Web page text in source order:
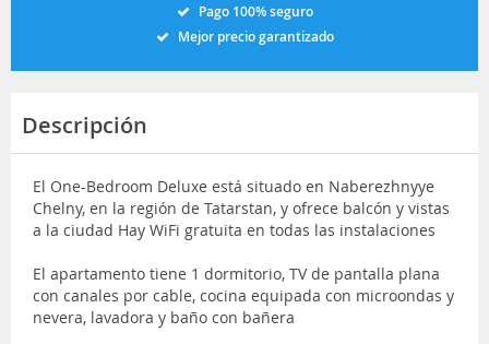
Pago 100% seguro
Mejor precio garantizado
Descripción
El One-Bedroom Deluxe está situado en Naberezhnyye
Chelny, en la región de Tatarstan, y ofrece balcón y vistas
a la ciudad Hay WiFi gratuita en todas las instalaciones
El apartamento tiene 1 dormitorio, TV de pantalla plana
con canales por cable, cocina equipada con microondas y
nevera, lavadora y baño con bañera